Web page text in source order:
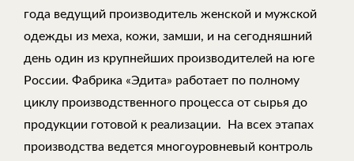
года ведущий производитель женской и мужской
одежды из меха, кожи, замши, и на сегодняшний
день один из крупнейших производителей на юге
России. Фабрика «Эдита» работает по полному
циклу производственного процесса от сырья до
продукции готовой к реализации. На всех этапах
производства ведется многоуровневый контроль